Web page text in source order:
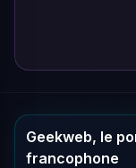
Geekweb, le
francophone